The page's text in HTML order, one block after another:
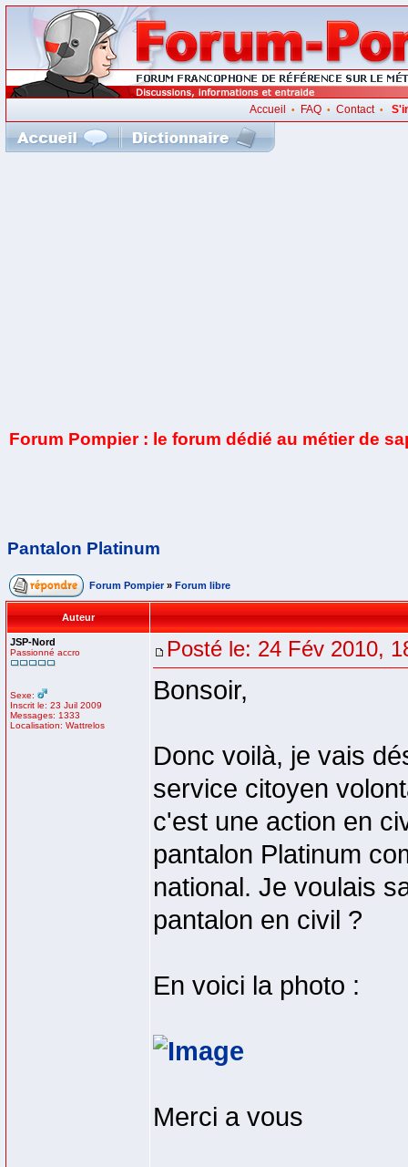
Accueil • FAQ• Contact•
Forum Pompier : le forum dédié au métier de
Pantalon Platinum
Forum Pompier » Forum libre
Auteur
JSP-Nord
Passionné accro
Sexe:
Inscrit le: 23 Juil 2009
Messages: 1333
Localisation: Wattrelos
Posté le: 24 Fév 2010,
Bonsoir,
Donc voilà, je vais
service citoyen
c'est une action en
pantalon Platinum
national. Je voulais
pantalon en civil ?
En voici la photo :
Merci a vous